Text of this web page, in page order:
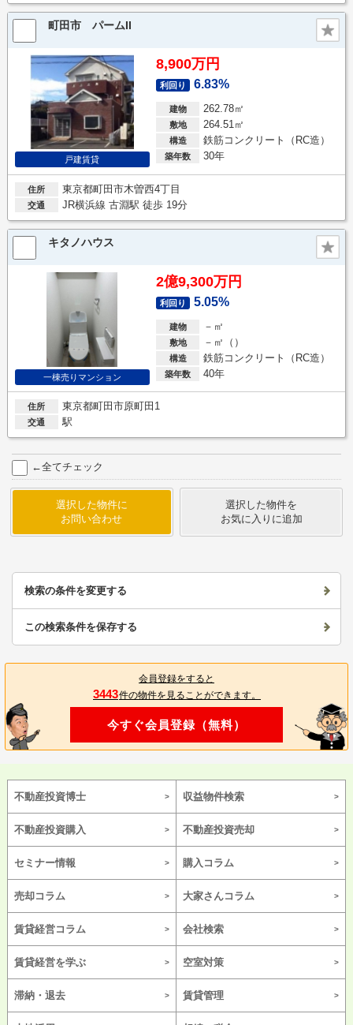
町田市 パームII
戸建賃貸
8,900万円
利回り 6.83%
建物 262.78㎡
敷地 264.51㎡
構造 鉄筋コンクリート（RC造）
築年数 30年
住所 東京都町田市木曽西4丁目
交通 JR横浜線 古淵駅 徒歩 19分
キタノハウス
一棟売りマンション
2億9,300万円
利回り 5.05%
建物 －㎡
敷地 －㎡（）
構造 鉄筋コンクリート（RC造）
築年数 40年
住所 東京都町田市原町田1
交通 駅
←全てチェック
選択した物件に
お問い合わせ
選択した物件を
お気に入りに追加
検索の条件を変更する
この検索条件を保存する
会員登録をすると
3443件の物件を見ることができます。
今すぐ会員登録（無料）
不動産投資博士 収益物件検索
不動産投資購入 不動産投資売却
セミナー情報 購入コラム
売却コラム 大家さんコラム
賃貸経営コラム 会社検索
賃貸経営を学ぶ 空室対策
滞納・退去 賃貸管理